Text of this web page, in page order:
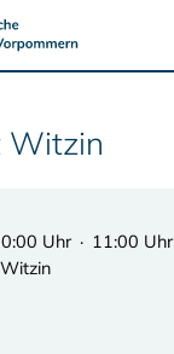
Witzin
Uhr · 11:00 Uhr